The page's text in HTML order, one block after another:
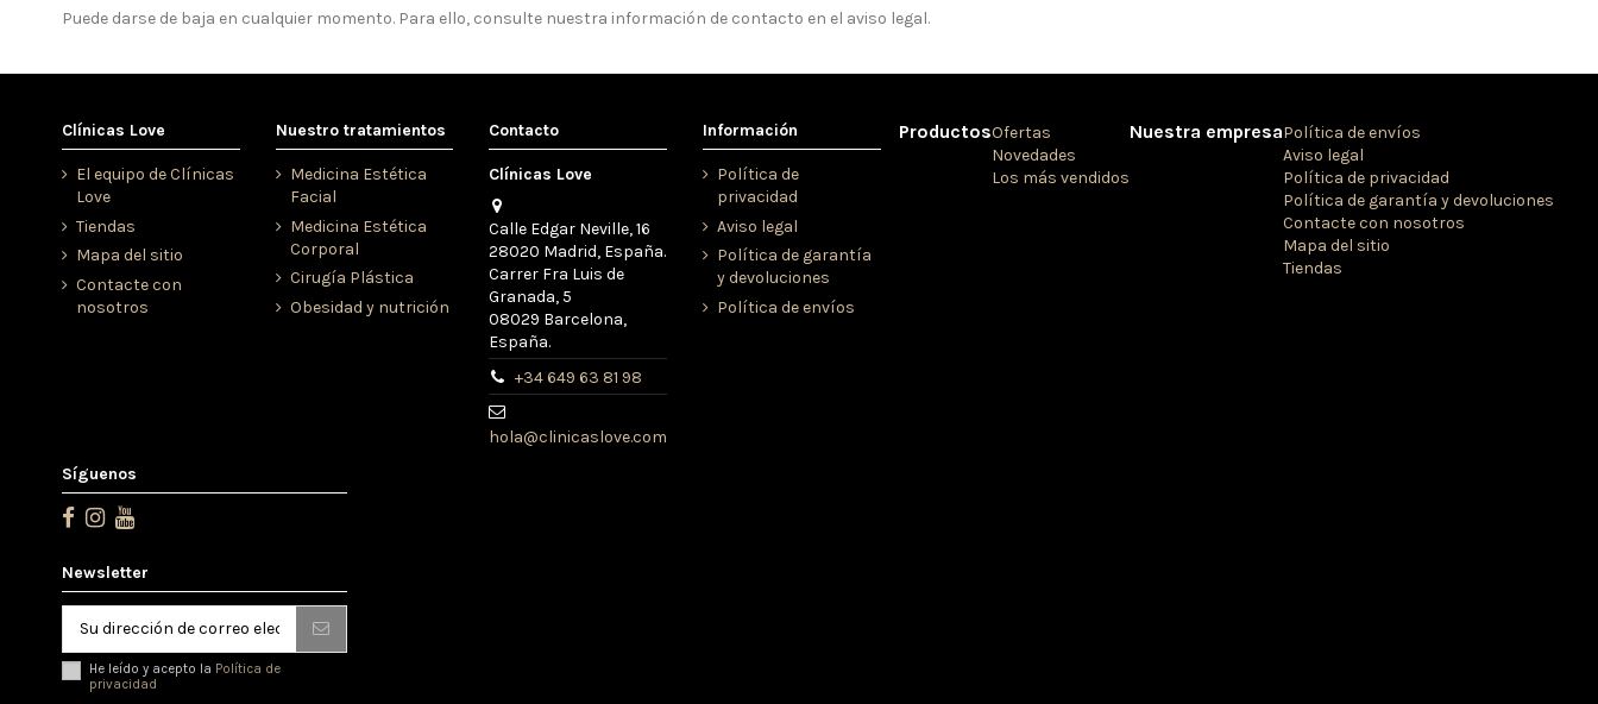
Puede darse de baja en cualquier momento. Para ello, consulte nuestra información de contacto en el aviso legal.
Clínicas Love
El equipo de Clínicas
Love
Tiendas
Mapa del sitio
Contacte con
nosotros
Nuestro tratamientos
Medicina Estética
Facial
Medicina Estética
Corporal
Cirugía Plástica
Obesidad y nutrición
Contacto
Clínicas Love
Calle Edgar Neville, 16
28020 Madrid, España.
Carrer Fra Luis de
Granada, 5
08029 Barcelona,
España.
+34 649 63 81 98
hola@clinicaslove.com
Información
Política de
privacidad
Aviso legal
Política de garantía
y devoluciones
Política de envíos
ProductosOfertas
Novedades
Los más vendidos
Nuestra empresaPolítica de envíos
Aviso legal
Política de privacidad
Política de garantía y devoluciones
Contacte con nosotros
Mapa del sitio
Tiendas
Síguenos
Newsletter
He leído y acepto la Política de
privacidad